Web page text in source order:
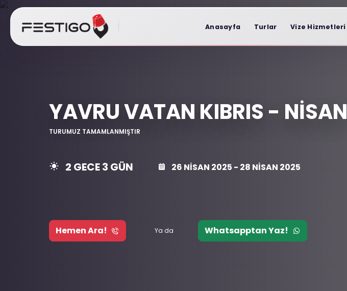
Anasayfa Turlar Vize Hizmetleri
YAVRU VATAN KIBRIS - NISAN
TURUMUZ TAMAMLANMIŞTIR
2 GECE 3 GÜN 26 NISAN 2025 - 28 NISAN 2025
Hemen Ara! Ya da Whatsapptan Yaz!